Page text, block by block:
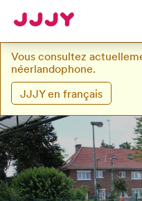
Vous consultez
néerlandophone.
JJJY en français